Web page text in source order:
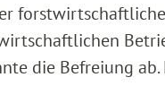
die Befreiung